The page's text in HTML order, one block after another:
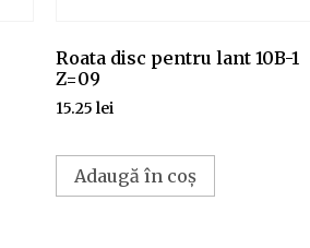
Roata disc pentru lant 10B-1
Z=09
15.25 lei
Adaugă în coș